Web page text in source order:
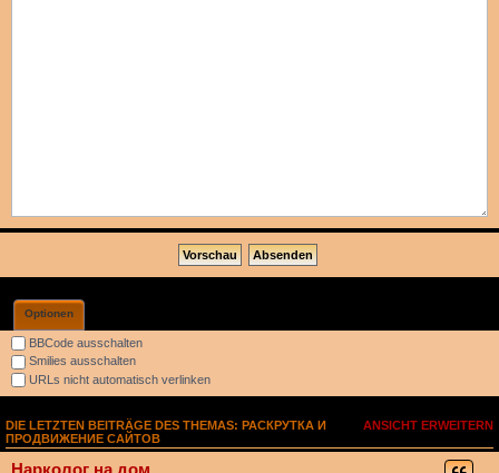
Optionen
BBCode ausschalten
Smilies ausschalten
URLs nicht automatisch verlinken
ANSICHT ERWEITERN
DIE LETZTEN BEITRÄGE DES THEMAS: РАСКРУТКА И
ПРОДВИЖЕНИЕ САЙТОВ